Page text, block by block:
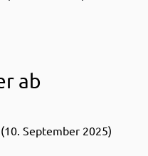
ab
(10. September 2025)